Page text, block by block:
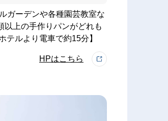
ガーデンや各種園芸教室な
以上の手作りパンがどれも
テルより電車で約15分】
HPはこちら